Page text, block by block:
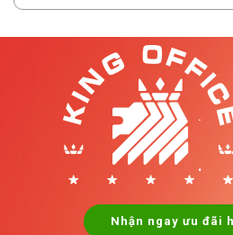
.
.
Nhận ngay ưu đãi